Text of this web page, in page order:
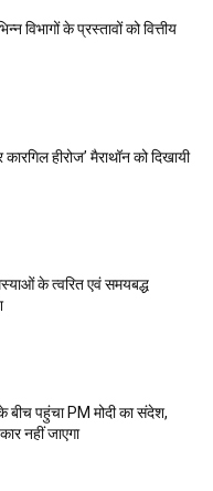
विभागों के प्रस्तावों को वित्तीय
हीरोज’ मैराथॉन को दिखायी
के त्वरित एवं समयबद्ध
बीच पहुंचा PM मोदी का संदेश,
नहीं जाएगा